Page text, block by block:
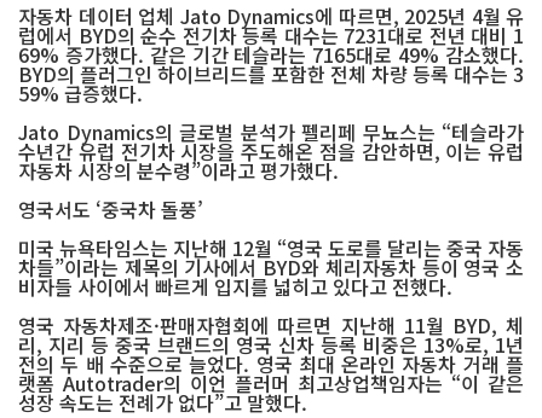
자동차 데이터 업체 Jato Dynamics에 따르면, 2025년 4월 유
럽에서 BYD의 순수 전기차 등록 대수는 7231대로 전년 대비 1
69% 증가했다. 같은 기간 테슬라는 7165대로 49% 감소했다.
BYD의 플러그인 하이브리드를 포함한 전체 차량 등록 대수는 3
59% 급증했다.
Jato Dynamics의 글로벌 분석가 펠리페 무뇨스는 “테슬라가
수년간 유럽 전기차 시장을 주도해온 점을 감안하면, 이는 유럽
자동차 시장의 분수령”이라고 평가했다.
영국서도 ‘중국차 돌풍’
미국 뉴욕타임스는 지난해 12월 “영국 도로를 달리는 중국 자동
차들”이라는 제목의 기사에서 BYD와 체리자동차 등이 영국 소
비자들 사이에서 빠르게 입지를 넓히고 있다고 전했다.
영국 자동차제조·판매자협회에 따르면 지난해 11월 BYD, 체
리, 지리 등 중국 브랜드의 영국 신차 등록 비중은 13%로, 1년
전의 두 배 수준으로 늘었다. 영국 최대 온라인 자동차 거래 플
랫폼 Autotrader의 이언 플러머 최고상업책임자는 “이 같은
성장 속도는 전례가 없다”고 말했다.